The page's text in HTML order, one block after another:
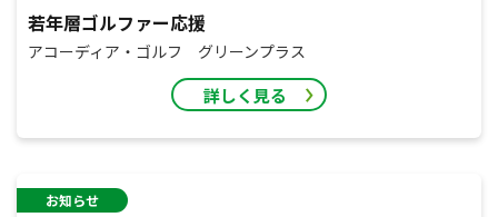
若年層ゴルファー応援
アコーディア・ゴルフ グリーンプラス
詳しく見る
お知らせ